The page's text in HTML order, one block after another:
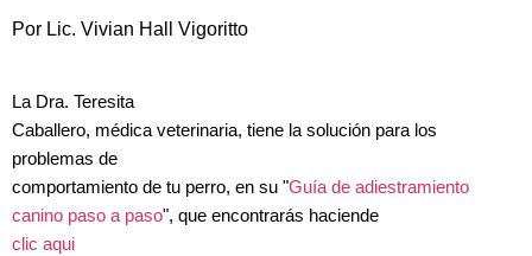
Por Lic. Vivian Hall Vigoritto
La Dra. Teresita
Caballero, médica veterinaria, tiene la solución para los
problemas de
comportamiento de tu perro, en su "Guía de adiestramiento
canino paso a paso", que encontrarás haciende
clic aqui